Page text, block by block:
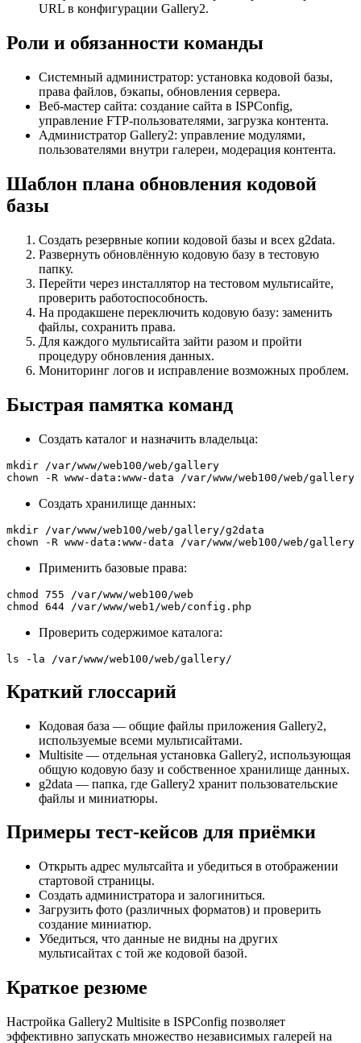
URL в конфигурации Gallery2.
Роли и обязанности команды
Системный администратор: установка кодовой базы,
права файлов, бэкапы, обновления сервера.
Веб-мастер сайта: создание сайта в ISPConfig,
управление FTP-пользователями, загрузка контента.
Администратор Gallery2: управление модулями,
пользователями внутри галереи, модерация контента.
Шаблон плана обновления кодовой
базы
Создать резервные копии кодовой базы и всех g2data.
Развернуть обновлённую кодовую базу в тестовую
папку.
Перейти через инсталлятор на тестовом мультисайте,
проверить работоспособность.
На продакшене переключить кодовую базу: заменить
файлы, сохранить права.
Для каждого мультисайта зайти разом и пройти
процедуру обновления данных.
Мониторинг логов и исправление возможных проблем.
Быстрая памятка команд
Создать каталог и назначить владельца:
mkdir /var/www/web100/web/gallery
chown -R www-data:www-data /var/www/web100/web/gallery
Создать хранилище данных:
mkdir /var/www/web100/web/gallery/g2data
chown -R www-data:www-data /var/www/web100/web/
Применить базовые права:
chmod 755 /var/www/web100/web
chmod 644 /var/www/web1/web/config.php
Проверить содержимое каталога:
ls -la /var/www/web100/web/gallery/
Краткий глоссарий
Кодовая база — общие файлы приложения Gallery2,
используемые всеми мультисайтами.
Multisite — отдельная установка Gallery2, использующая
общую кодовую базу и собственное хранилище данных.
g2data — папка, где Gallery2 хранит пользовательские
файлы и миниатюры.
Примеры тест-кейсов для приёмки
Открыть адрес мультсайта и убедиться в отображении
стартовой страницы.
Создать администратора и залогиниться.
Загрузить фото (различных форматов) и проверить
создание миниатюр.
Убедиться, что данные не видны на других
мультисайтах с той же кодовой базой.
Краткое резюме
Настройка Gallery2 Multisite в ISPConfig позволяет
эффективно запускать множество независимых галерей на